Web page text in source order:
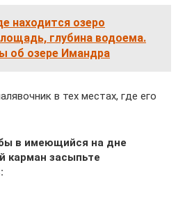
находится озеро
глубина водоема.
об озере Имандра
в тех местах, где его
в имеющийся на дне
карман засыпьте